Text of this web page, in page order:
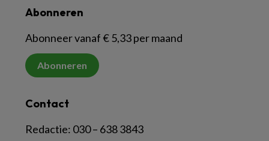
Abonneren
Abonneer vanaf € 5,33 per maand
Abonneren
Contact
Redactie: 030 – 638 3843